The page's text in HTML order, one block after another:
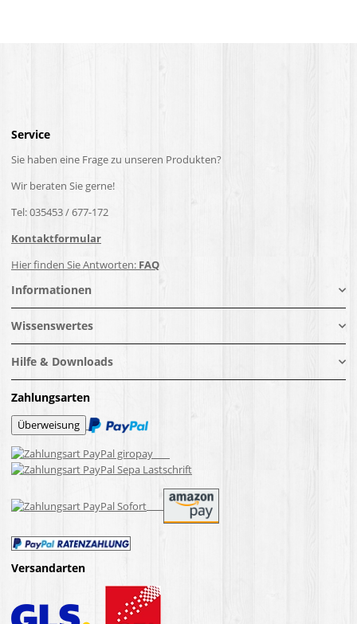
Service
Sie haben eine Frage zu unseren Produkten?
Wir beraten Sie gerne!
Tel: 035453 / 677-172
Kontaktformular
Hier finden Sie Antworten: FAQ
Informationen
Wissenswertes
Hilfe & Downloads
Zahlungsarten
Versandarten